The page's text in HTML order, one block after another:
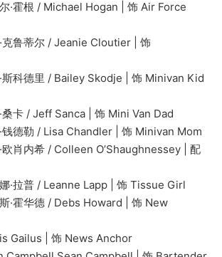
Michael Hogan | 饰 Air Force
/ Jeanie Cloutier | 饰
/ Bailey Skodje | 饰 Minivan Kid
Sanca | 饰 Mini Van Dad
Lisa Chandler | 饰 Minivan Mom
/ Colleen O’Shaughnessey | 配
Leanne Lapp | 饰 Tissue Girl
/ Debs Howard | 饰 New
| 饰 News Anchor